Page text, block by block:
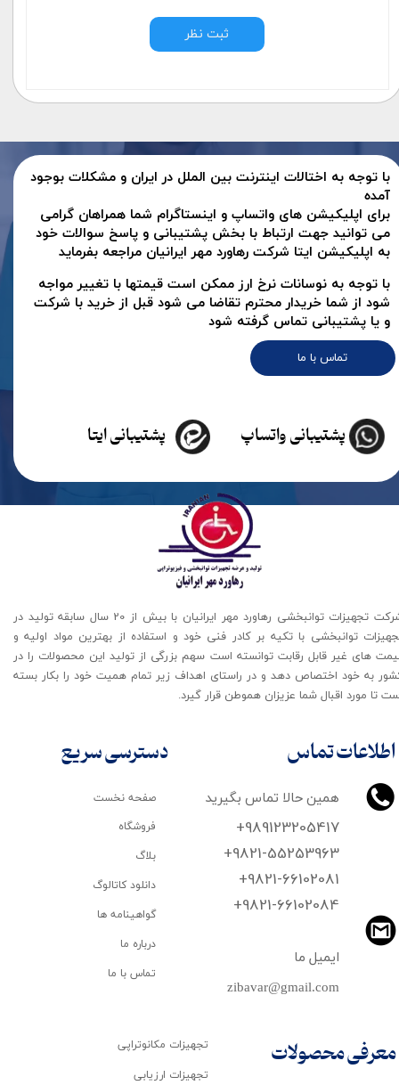
ثبت نظر
تماس با ما
با توجه به اختالات اینترنت بین الملل در ایران و مشکلات بوجود
آمده
برای اپلیکیشن های واتساپ و اینستاگرام شما همراهان گرامی
می توانید جهت ارتباط با بخش پشتیبانی و پاسخ سوالات خود
به اپلیکیشن ایتا شرکت رهاورد مهر ایرانیان مراجعه بفرماید
پشتیبانی ایتا پشتیبانی واتساپ
با توجه به نوسانات نرخ ارز ممکن است قیمتها با تغییر مواجه
شود از شما خریدار محترم تقاضا می شود قبل از خرید با شرکت
و یا پشتیبانی تماس گرفته شود
اطلاعات تماس
همین حالا تماس بگیرید
+989123205417
+9821-55253963
+9821-66102081
​​​​​​​+9821-66102084
zibavar@gmail.com
ایمیل ما
شرکت تجهیزات توانبخشی رهاورد مهر ایرانیان با بیش از 20 سال سابقه تولید در
توانبخشی با تکیه بر کادر فنی خود و استفاده از بهترین مواد اولیه و
های غیر قابل رقابت توانسته است سهم بزرگی از تولید این محصولات را در
به خود اختصاص دهد و در راستای اهداف زیر تمام همیت خود را بکار بسته
تا مورد اقبال شما عزیزان هموطن قرار گیرد​​​​​​​.
صفحه نخست
فروشگاه
بلاگ
دانلود کاتالوگ
گواهینامه ها
درباره ما
تماس با ما
تجهیزات مکانوتراپی
تجهیزات ارزیابی
دسترسی سریع
معرفی محصولات